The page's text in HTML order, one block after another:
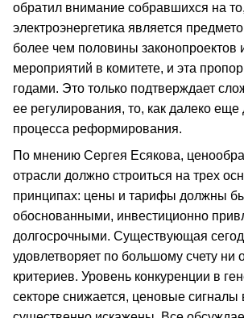
обратил внимание собравшихся на
электроэнергетика является
более чем половины законопроектов
мероприятий в комитете, и эта
годами. Это только подтверждает
ее регулирования, то, как далеко
процесса реформирования.
По мнению Сергея Есякова,
отрасли должно строиться на трех
принципах: цены и тарифы должны
обоснованными, инвестиционно
долгосрочными. Существующая
удовлетворяет по большому счету ни
критериев. Уровень конкуренции в
секторе снижается, ценовые сигналы